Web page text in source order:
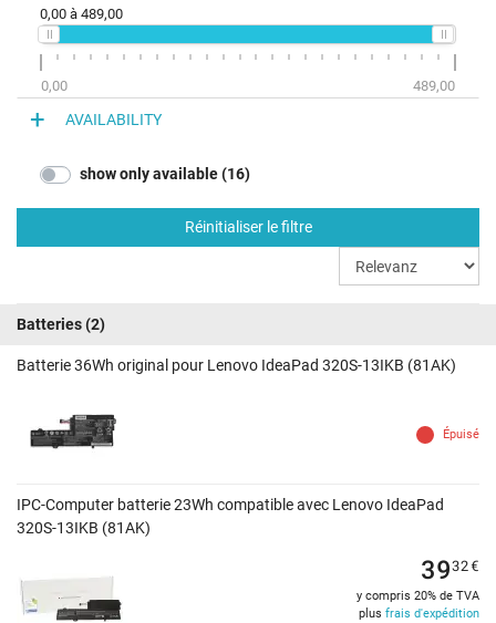
0,00 à 489,00
0,00 489,00
AVAILABILITY
show only available (16)
Réinitialiser le filtre
Batteries(2)
Batterie 36Wh original pour Lenovo IdeaPad 320S-13IKB (81AK)
Épuisé
IPC-Computer batterie 23Wh compatible avec Lenovo IdeaPad
320S-13IKB (81AK)
3932€
y compris 20% de TVA
plus frais d'expédition